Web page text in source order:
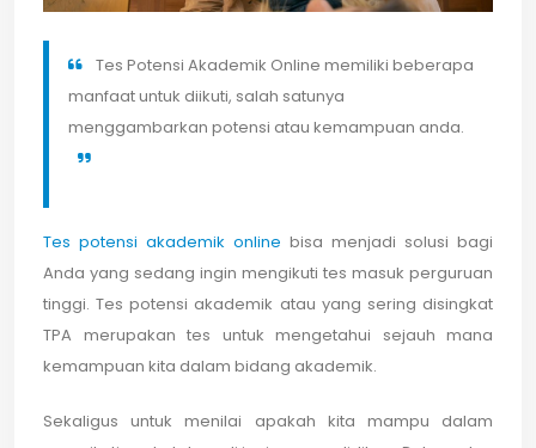
Tes Potensi Akademik Online memiliki beberapa
manfaat untuk diikuti, salah satunya
menggambarkan potensi atau kemampuan anda.
Tes potensi akademik online bisa menjadi solusi bagi
Anda yang sedang ingin mengikuti tes masuk perguruan
tinggi. Tes potensi akademik atau yang sering disingkat
TPA merupakan tes untuk mengetahui sejauh mana
kemampuan kita dalam bidang akademik.
Sekaligus untuk menilai apakah kita mampu dalam